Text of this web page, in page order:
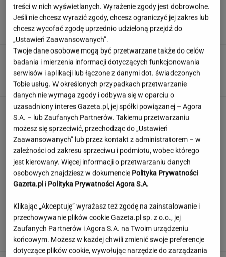
Rozjuszony Olbrychski napisał list do Tuska.
"To jest naplucie mi w twarz"
Polka przestrzegano, by nie mówił o chorobie.
"Jestem po przeszczepie"
Wybraliśmy kadry z 15 polskich filmów.
Rozpoznasz tytuły tych produkcji?
Nie czekaj, aż będzie za późno. To może
oznaczać, że szkoła przestała służyć dziecku
MATERIAŁ PROMOCYJNY
Wakacyjne aktywności a kurzajki. O czym
warto pamiętać, by uniknąć problemu?
MATERIAŁ PROMOCYJNY
treści w nich wyświetlanych. Wyrażenie zgody jest dobrowolne.
Jeśli nie chcesz wyrazić zgody, chcesz ograniczyć jej zakres lub
chcesz wycofać zgodę uprzednio udzieloną przejdź do
„Ustawień Zaawansowanych”.
Twoje dane osobowe mogą być przetwarzane także do celów
badania i mierzenia informacji dotyczących funkcjonowania
serwisów i aplikacji lub łączone z danymi dot. świadczonych
Tobie usług. W określonych przypadkach przetwarzanie
danych nie wymaga zgody i odbywa się w oparciu o
uzasadniony interes Gazeta.pl, jej spółki powiązanej – Agora
S.A. – lub Zaufanych Partnerów. Takiemu przetwarzaniu
możesz się sprzeciwić, przechodząc do „Ustawień
Zaawansowanych” lub przez kontakt z administratorem – w
zależności od zakresu sprzeciwu i podmiotu, wobec którego
jest kierowany. Więcej informacji o przetwarzaniu danych
osobowych znajdziesz w dokumencie Polityka Prywatności
Gazeta.pl i Polityka Prywatności Agora S.A.
Klikając „Akceptuję” wyrażasz też zgodę na zainstalowanie i
przechowywanie plików cookie Gazeta.pl sp. z o.o., jej
Zaufanych Partnerów i Agora S.A. na Twoim urządzeniu
końcowym. Możesz w każdej chwili zmienić swoje preferencje
dotyczące plików cookie, wywołując narzędzie do zarządzania